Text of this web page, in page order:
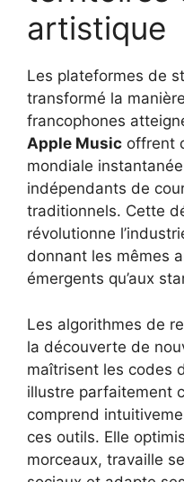
artistique
Les plateformes de
transformé la
francophones
Apple Music offrent
mondiale
indépendants de
traditionnels. Cette
révolutionne
donnant les mêmes
émergents qu’aux
Les algorithmes de
la découverte de
maîtrisent les codes
illustre parfaitement
comprend
ces outils. Elle
morceaux, travaille